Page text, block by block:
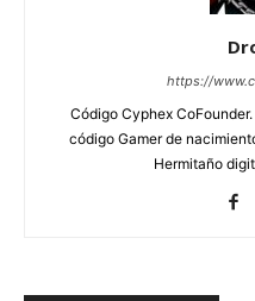
https://
Código Cyphex
código Gamer de
Hermitaño